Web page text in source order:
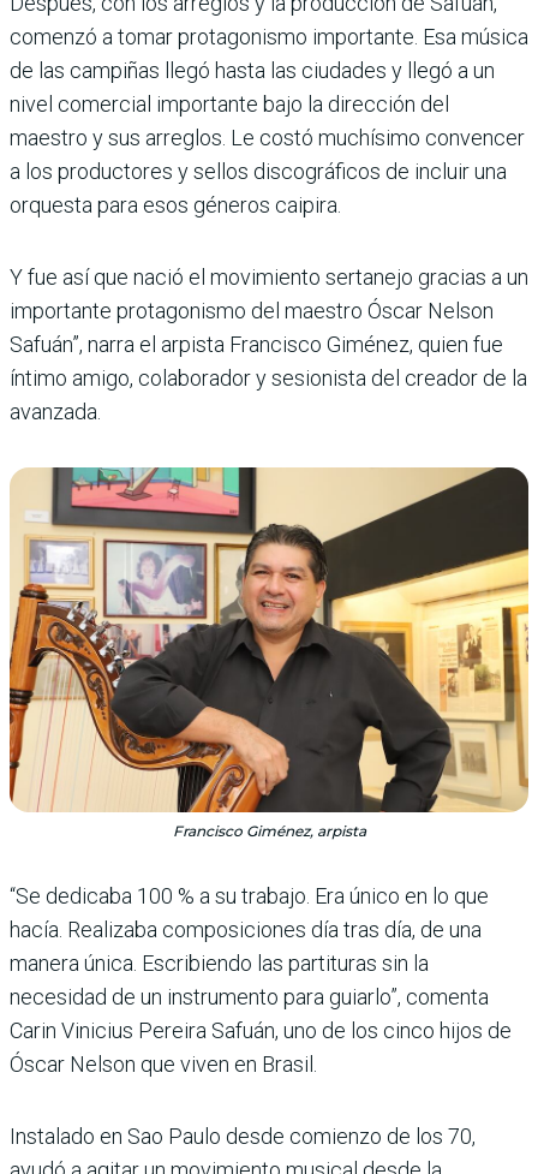
comenzó a tomar protagonismo importante. Esa música
de las campiñas llegó hasta las ciudades y llegó a un
nivel comercial importante bajo la dirección del
maestro y sus arreglos. Le costó muchísimo convencer
a los productores y sellos discográficos de incluir una
orquesta para esos géneros caipira.
Y fue así que nació el movimiento sertanejo gracias a un
importante protagonismo del maestro Óscar Nelson
Safuán”, narra el arpista Francisco Giménez, quien fue
íntimo amigo, colaborador y sesionista del creador de la
avanzada.
Francisco Giménez, arpista
“Se dedicaba 100 % a su trabajo. Era único en lo que
hacía. Realizaba composiciones día tras día, de una
manera única. Escribiendo las partituras sin la
necesidad de un instrumento para guiarlo”, comenta
Carin Vinicius Pereira Safuán, uno de los cinco hijos de
Óscar Nelson que viven en Brasil.
Instalado en Sao Paulo desde comienzo de los 70,